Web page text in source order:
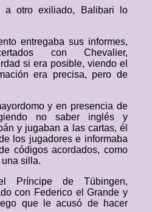
a otro exiliado, Balibari lo
entregaba sus informes,
con Chevalier,
si era posible, viendo el
era precisa, pero de
y en presencia de
no saber inglés y
y jugaban a las cartas, él
los jugadores e informaba
códigos acordados, como
silla.
Príncipe de Tübingen,
con Federico el Grande y
que le acusó de hacer